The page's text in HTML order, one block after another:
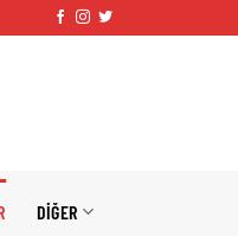
DIĞER